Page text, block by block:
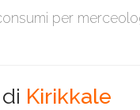
per
Kirikkale